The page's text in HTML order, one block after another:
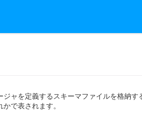
ャを定義するスキーマファイルを格納
で表されます。